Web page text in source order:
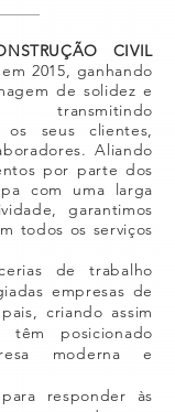
CIVIL
2015, ganhando
de solidez e
transmitindo
seus clientes,
Aliando
por parte dos
com uma larga
garantimos
todos os serviços
de trabalho
empresas de
criando assim
têm posicionado
moderna e
responder às